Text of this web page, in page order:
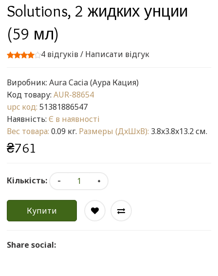
Solutions, 2 жидких унции
(59 мл)
4 відгуків/ Написати відгук
Виробник: Aura Cacia (Аура Кация)
Код товару: AUR-88654
upc код: 51381886547
Наявність: Є в наявності
Вес товара: 0.09 кг. Размеры (ДxШxВ): 3.8x3.8x13.2 см.
₴761
Кількість:
Купити
Share social: